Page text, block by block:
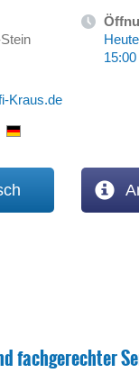
Kraus.de
fachgerechter